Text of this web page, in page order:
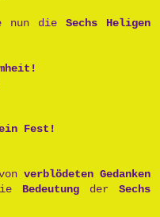
nun die Sechs Heligen
Fest!
verblödeten Gedanken
Bedeutung der Sechs